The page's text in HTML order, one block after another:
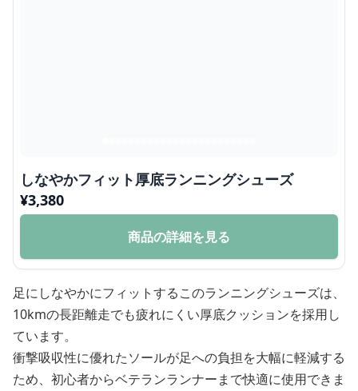
しなやかフィット厚底ランニングシューズ
¥3,380
商品の詳細を見る
足にしなやかにフィットするこのランニングシューズは、
10kmの長距離走でも疲れにくい厚底クッションを採用し
ています。
衝撃吸収性に優れたソールが足への負担を大幅に軽減する
ため、初心者からベテランランナーまで快適に使用できま